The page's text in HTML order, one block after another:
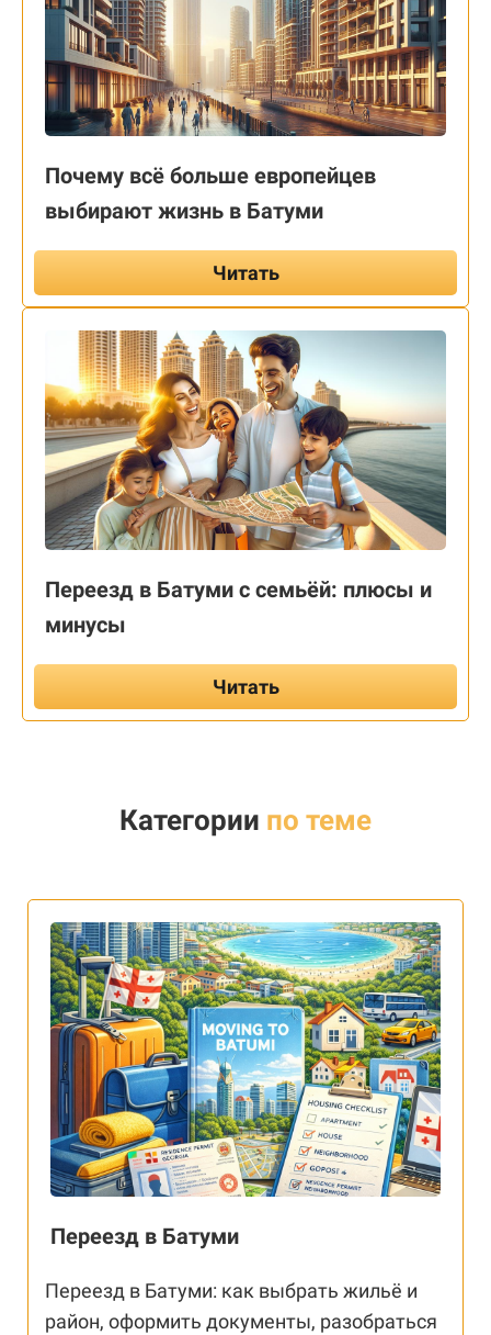
Почему всё больше европейцев
выбирают жизнь в Батуми
Читать
Переезд в Батуми с семьёй: плюсы и
минусы
Читать
Категории по теме
Переезд в Батуми
Переезд в Батуми: как выбрать жильё и
район, оформить документы, разобраться